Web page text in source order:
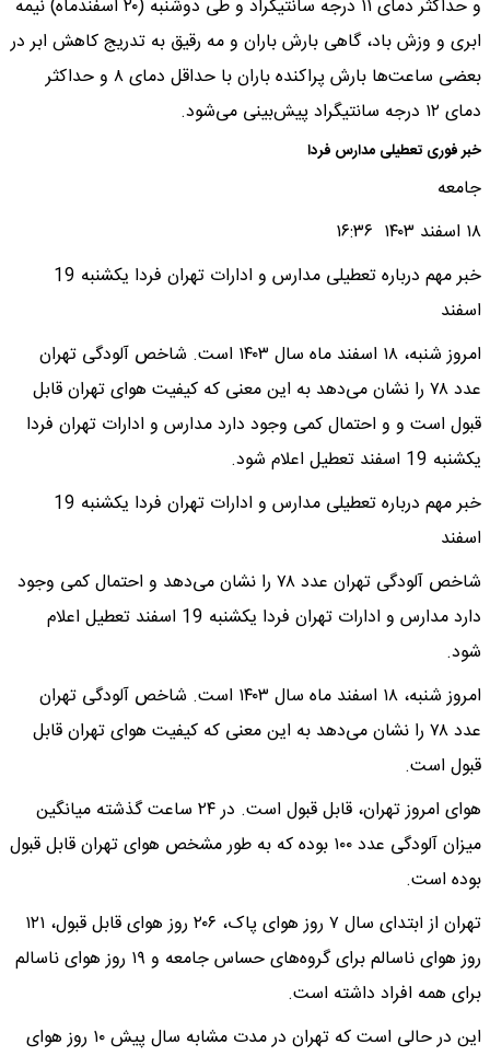
و حداکثر دمای ۱۱ درجه سانتیگراد و طی ‌دوشنبه (۲۰ اسفندماه) نیمه
ابری و وزش باد، گاهی بارش باران و مه رقیق به‌ تدریج کاهش ابر در
بعضی ساعت‌ها بارش پراکنده باران با حداقل دمای ۸ و حداکثر
دمای ۱۲ درجه سانتیگراد پیش‌بینی می‌شود.
خبر فوری تعطیلی مدارس فردا
جامعه
۱۸ اسفند ۱۴۰۳ ۱۶:۳۶
خبر مهم درباره تعطیلی مدارس و ادارات تهران فردا یکشنبه 19
اسفند
امروز شنبه، ۱۸ اسفند ماه سال ۱۴۰۳ است. شاخص آلودگی تهران
عدد ۷۸ را نشان می‌دهد به این معنی که کیفیت هوای تهران قابل
قبول است و و احتمال کمی وجود دارد مدارس و ادارات تهران فردا
یکشنبه 19 اسفند تعطیل اعلام شود.
خبر مهم درباره تعطیلی مدارس و ادارات تهران فردا یکشنبه 19
اسفند
شاخص آلودگی تهران عدد ۷۸ را نشان می‌دهد و احتمال کمی وجود
دارد مدارس و ادارات تهران فردا یکشنبه 19 اسفند تعطیل اعلام
شود.
امروز شنبه، ۱۸ اسفند ماه سال ۱۴۰۳ است. شاخص آلودگی تهران
عدد ۷۸ را نشان می‌دهد به این معنی که کیفیت هوای تهران قابل
قبول است.
هوای امروز تهران، قابل قبول است. در ۲۴ ساعت گذشته میانگین
میزان آلودگی عدد ۱۰۰ بوده که به طور مشخص هوای تهران قابل قبول
بوده است.
تهران از ابتدای سال ۷ روز هوای پاک، ۲۰۶ روز هوای قابل قبول، ۱۲۱
روز هوای ناسالم برای گروه‌های حساس جامعه و ۱۹ روز هوای ناسالم
برای همه افراد داشته است.
این در حالی است که تهران در مدت مشابه سال پیش ۱۰ روز هوای